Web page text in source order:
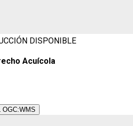
DISPONIBLE
Acuícola
OGC:WMS